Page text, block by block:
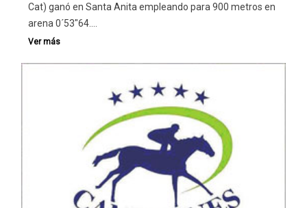
Cat) ganó en Santa Anita empleando para 900 metros en
arena 0´53″64.…